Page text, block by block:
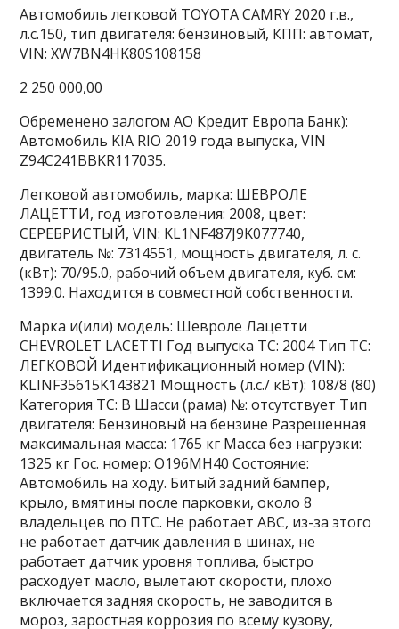
Автомобиль легковой TOYOTA CAMRY 2020 г.в.,
л.с.150, тип двигателя: бензиновый, КПП: автомат,
VIN: XW7BN4HK80S108158
2 250 000,00
Обременено залогом АО Кредит Европа Банк):
Автомобиль KIA RIO 2019 года выпуска, VIN
Z94C241BBKR117035.
Легковой автомобиль, марка: ШЕВРОЛЕ
ЛАЦЕТТИ, год изготовления: 2008, цвет:
СЕРЕБРИСТЫЙ, VIN: KL1NF487J9K077740,
двигатель №: 7314551, мощность двигателя, л. с.
(кВт): 70/95.0, рабочий объем двигателя, куб. см:
1399.0. Находится в совместной собственности.
Марка и(или) модель: Шевроле Лацетти
CHEVROLET LACETTI Год выпуска ТС: 2004 Тип ТС:
ЛЕГКОВОЙ Идентификационный номер (VIN):
KLINF35615K143821 Мощность (л.с./ кВт): 108/8 (80)
Категория ТС: В Шасси (рама) №: отсутствует Тип
двигателя: Бензиновый на бензине Разрешенная
максимальная масса: 1765 кг Масса без нагрузки:
1325 кг Гос. номер: О196МН40 Состояние:
Автомобиль на ходу. Битый задний бампер,
крыло, вмятины после парковки, около 8
владельцев по ПТС. Не работает АВС, из-за этого
не работает датчик давления в шинах, не
работает датчик уровня топлива, быстро
расходует масло, вылетают скорости, плохо
включается задняя скорость, не заводится в
мороз, заростная коррозия по всему кузову,